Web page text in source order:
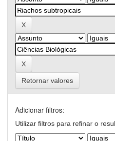
Retornar valores
Adicionar filtros:
Utilizar filtros para refinar o